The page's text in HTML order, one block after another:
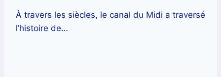
À travers les siècles, le canal du Midi a traversé
l’histoire de…